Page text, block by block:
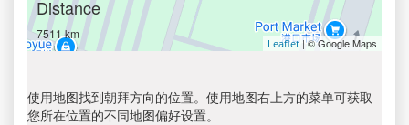
Distance
7511 km
Leaflet | © Google Maps
使用地图找到朝拜方向的位置。使用地图右上方的菜单可获取
您所在位置的不同地图偏好设置。